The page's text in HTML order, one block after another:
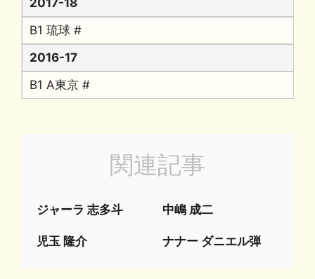
2017-18
B1 琉球 #
2016-17
B1 A東京 #
関連記事
ジャーラ 志多斗 中嶋 成二
児玉 隆介 ナナー ダニエル弾